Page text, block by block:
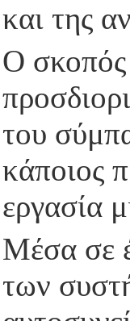
και της
Ο σκοπός
του
κάποιος
εργασία
Μέσα σε
των